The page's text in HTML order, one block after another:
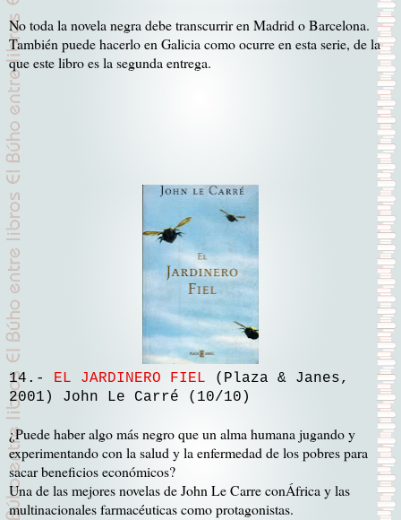
No toda la novela negra debe transcurrir en Madrid o Barcelona.
También puede hacerlo en Galicia como ocurre en esta serie, de la
que este libro es la segunda entrega.
14.- EL JARDINERO FIEL (Plaza & Janes,
2001) John Le Carré (10/10)
¿Puede haber algo más negro que un alma humana jugando y
experimentando con la salud y la enfermedad de los pobres para
sacar beneficios económicos?
Una de las mejores novelas de John Le Carre conÁfrica y las
multinacionales farmacéuticas como protagonistas.